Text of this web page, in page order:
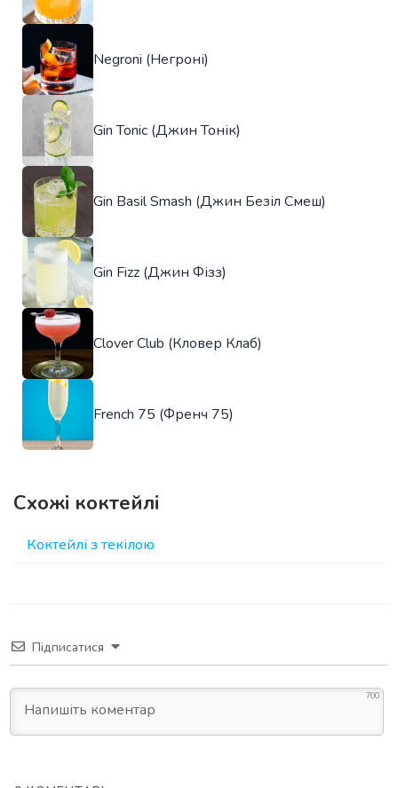
Negroni (Негроні)
Gin Tonic (Джин Тонік)
Gin Basil Smash (Джин Безіл Смеш)
Gin Fizz (Джин Фізз)
Clover Club (Кловер Клаб)
French 75 (Френч 75)
Схожі коктейлі
Коктейлі з текілою
Підписатися
700